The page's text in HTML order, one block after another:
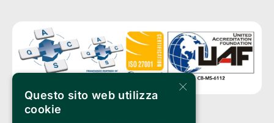
×
Questo sito web utilizza
cookie